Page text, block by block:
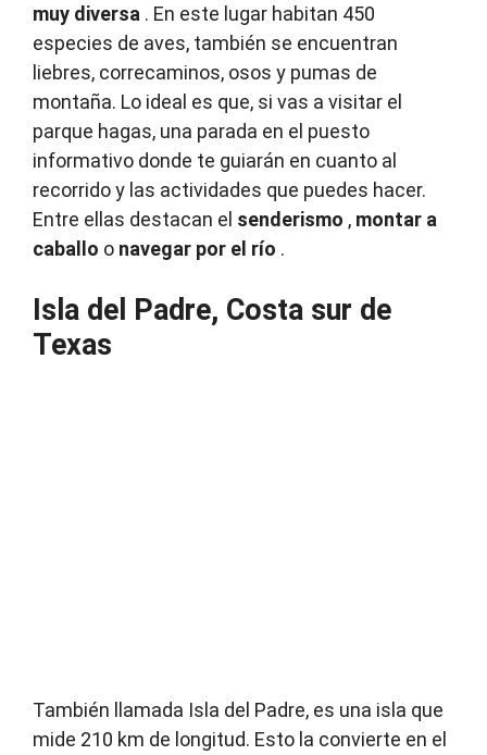
muy diversa . En este lugar habitan 450
especies de aves, también se encuentran
liebres, correcaminos, osos y pumas de
montaña. Lo ideal es que, si vas a visitar el
parque hagas, una parada en el puesto
informativo donde te guiarán en cuanto al
recorrido y las actividades que puedes hacer.
Entre ellas destacan el senderismo , montar a
caballo o navegar por el río .
Isla del Padre, Costa sur de
Texas
También llamada Isla del Padre, es una isla que
mide 210 km de longitud. Esto la convierte en el